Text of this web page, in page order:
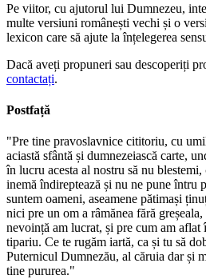
Pe viitor, cu ajutorul lui Dumnezeu,
multe versiuni românești vechi și o
lexicon care să ajute la înțelegerea
Dacă aveți propuneri sau descoperiți
contactați.
Postfață
"Pre tine pravoslavnice cititoriu, cu
aciastă sfântă și dumnezeiască carte,
în lucru acesta al nostru să nu
inemă îndireptează și nu ne pune întru
suntem oameni, aseamene pătimași
nici pre un om a râmănea fără
nevoință am lucrat, și pre cum am aflat
tipariu. Ce te rugăm iartă, ca și tu să
Puternicul Dumnezău, al căruia dar și
tine pururea."